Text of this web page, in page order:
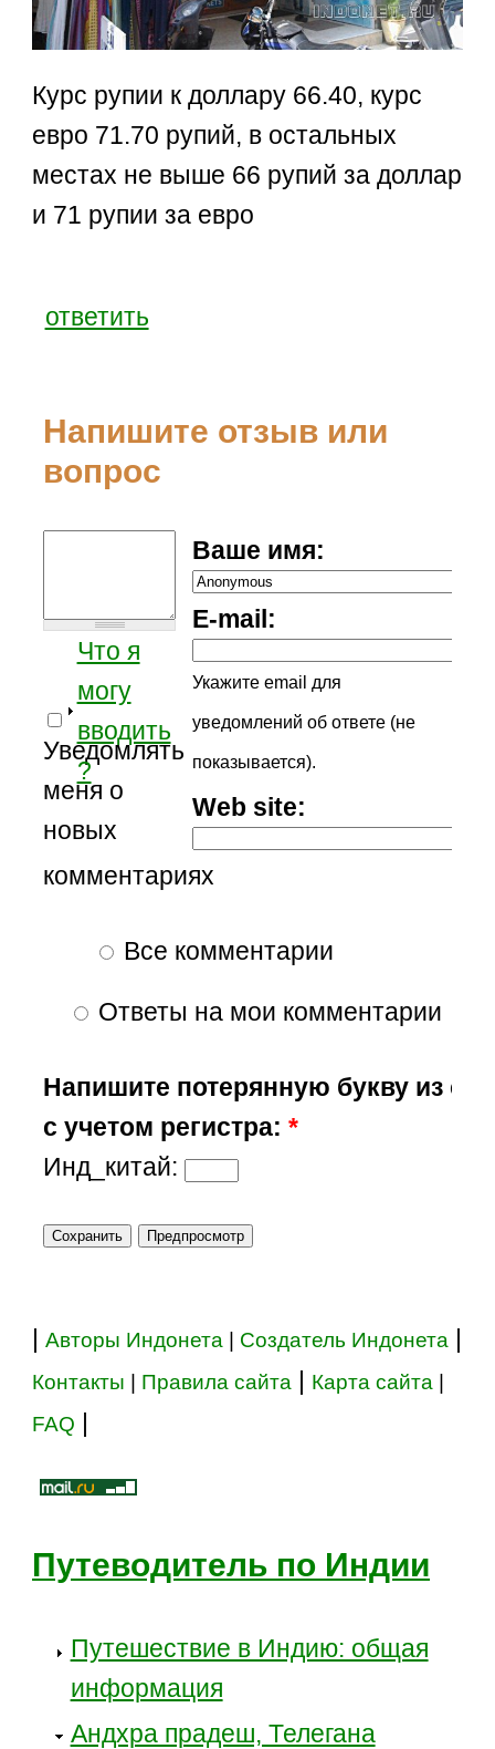
Курс рупии к доллару 66.40, курс
евро 71.70 рупий, в остальных
местах не выше 66 рупий за доллар
и 71 рупии за евро
ответить
Напишите отзыв или
вопрос
Ваше имя:
E-mail:
Укажите email для
уведомлений об ответе (не
показывается).
Web site:
Что я
могу
вводить
?
Уведомлять
меня о
новых
комментариях
Все комментарии
Ответы на мои комментарии
Напишите потерянную букву из
с учетом регистра:*
Инд_китай:
|Авторы Индонета Создатель Индонета |
Контакты Правила сайта | Карта сайта
FAQ |
Путеводитель по Индии
Путешествие в Индию: общая
информация
Андхра прадеш, Телегана